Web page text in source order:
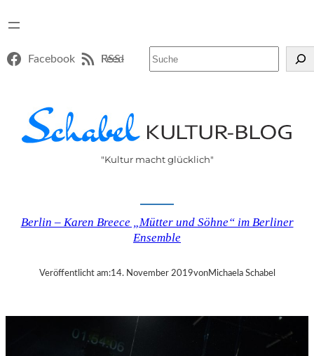
Facebook RSS-Feed
"Kultur macht glücklich"
Berlin – Karen Breece „Mütter und Söhne“ im Berliner
Ensemble
Veröffentlicht am:14. November 2019vonMichaela Schabel